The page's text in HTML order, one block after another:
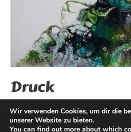
Druck
Wir verwenden Cookies, um dir die
unserer Website zu bieten.
You can find out more about which